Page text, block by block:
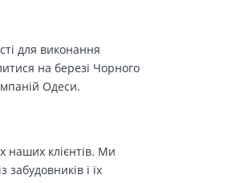
для виконання
на березі Чорного
Одеси.
наших клієнтів. Ми
і їх